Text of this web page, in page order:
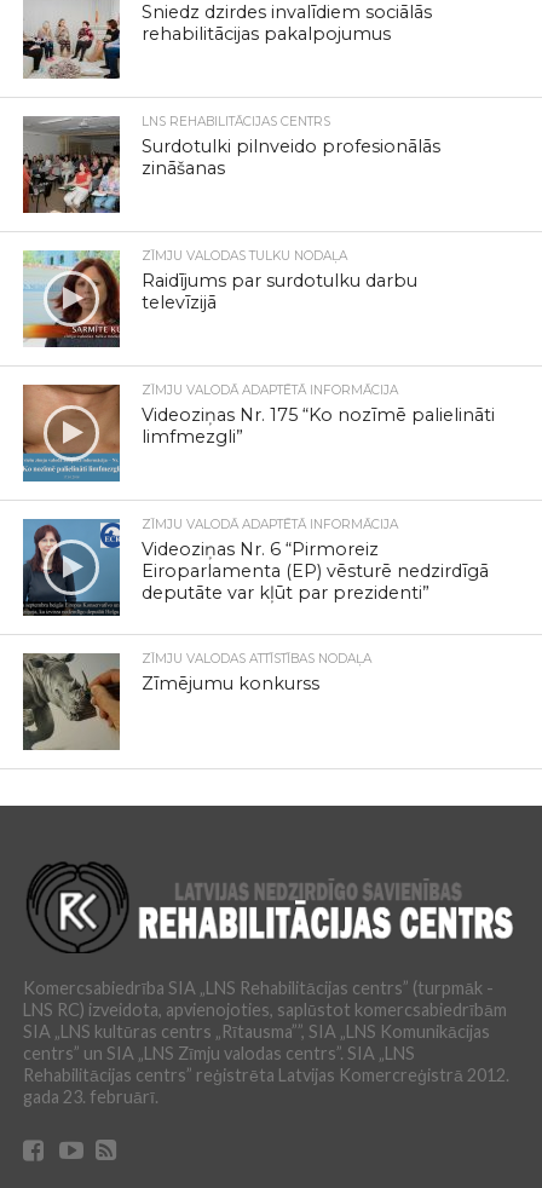
Sniedz dzirdes invalīdiem sociālās
rehabilitācijas pakalpojumus
LNS REHABILITĀCIJAS CENTRS
Surdotulki pilnveido profesionālās
zināšanas
ZĪMJU VALODAS TULKU NODAĻA
Raidījums par surdotulku darbu
televīzijā
ZĪMJU VALODĀ ADAPTĒTĀ INFORMĀCIJA
Videoziņas Nr. 175 “Ko nozīmē palielināti
limfmezgli”
ZĪMJU VALODĀ ADAPTĒTĀ INFORMĀCIJA
Videoziņas Nr. 6 “Pirmoreiz
Eiroparlamenta (EP) vēsturē nedzirdīgā
deputāte var kļūt par prezidenti”
ZĪMJU VALODAS ATTĪSTĪBAS NODAĻA
Zīmējumu konkurss
Komercsabiedrība SIA „LNS Rehabilitācijas centrs” (turpmāk -
LNS RC) izveidota, apvienojoties, saplūstot komercsabiedrībām
SIA „LNS kultūras centrs „Rītausma””, SIA „LNS Komunikācijas
centrs” un SIA „LNS Zīmju valodas centrs”. SIA „LNS
Rehabilitācijas centrs” reģistrēta Latvijas Komercreģistrā 2012.
gada 23. februārī.